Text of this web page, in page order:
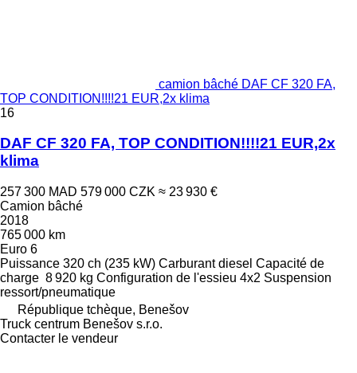
camion bâché DAF CF 320 FA,
TOP CONDITION!!!!21 EUR,2x klima
16
DAF CF 320 FA, TOP CONDITION!!!!21 EUR,2x
klima
257 300 MAD 579 000 CZK ≈ 23 930 €
Camion bâché
2018
765 000 km
Euro 6
Puissance 320 ch (235 kW) Carburant diesel Capacité de
charge 8 920 kg Configuration de l'essieu 4x2 Suspension
ressort/pneumatique
République tchèque, Benešov
Truck centrum Benešov s.r.o.
Contacter le vendeur